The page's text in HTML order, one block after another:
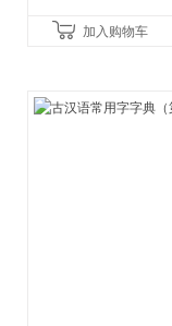
加入购物车